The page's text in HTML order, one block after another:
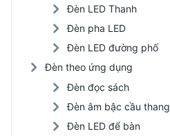
Đèn LED Thanh
Đèn pha LED
Đèn LED đường phố
Đèn theo ứng dụng
Đèn đọc sách
Đèn âm bậc cầu thang
Đèn LED để bàn